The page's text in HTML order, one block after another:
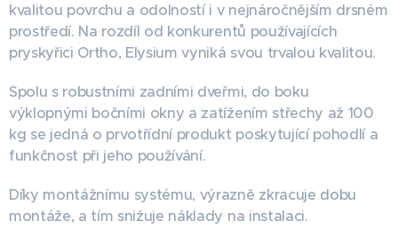
kvalitou povrchu a odolností i v nejnáročnějším drsném
prostředí. Na rozdíl od konkurentů používajících
pryskyřici Ortho, Elysium vyniká svou trvalou kvalitou.
Spolu s robustními zadními dveřmi, do boku
výklopnými bočními okny a zatížením střechy až 100
kg se jedná o prvotřídní produkt poskytující pohodlí a
funkčnost při jeho používání.
Díky montážnímu systému, výrazně zkracuje dobu
montáže, a tím snižuje náklady na instalaci.